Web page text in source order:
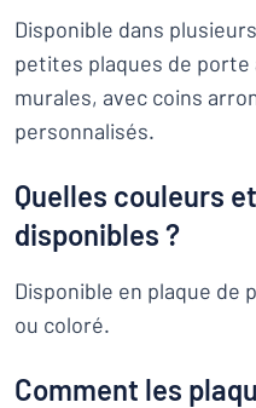
Disponible dans
petites plaques de porte
murales, avec coins
personnalisés.
Quelles couleurs
disponibles ?
Disponible en plaque de
ou coloré.
Comment les